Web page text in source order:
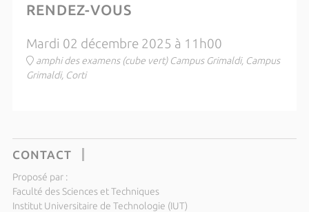
RENDEZ-VOUS
Mardi 02 décembre 2025 à 11h00
amphi des examens (cube vert) Campus Grimaldi, Campus
Grimaldi, Corti
CONTACT
Proposé par :
Faculté des Sciences et Techniques
Institut Universitaire de Technologie (IUT)